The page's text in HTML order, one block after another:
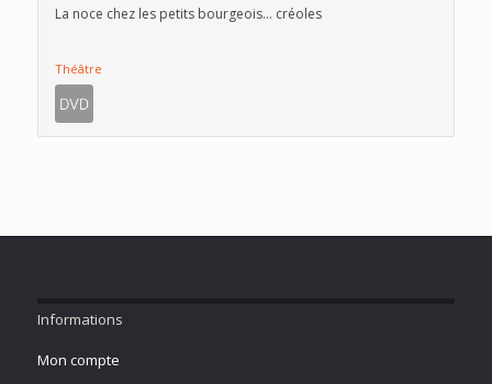
La noce chez les petits bourgeois… créoles
Théâtre
Informations
Mon compte